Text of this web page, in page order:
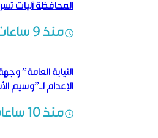
المحافظة آليات
منذ 9 ساعات
النيابة العامة”
الإعدام لـ”وسيم
منذ 10 ساعات